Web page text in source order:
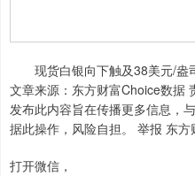
现货白银向下触及38美元/盎
文章来源：东方财富Choice数据
发布此内容旨在传播更多信息，
据此操作，风险自担。 举报 东
打开微信，